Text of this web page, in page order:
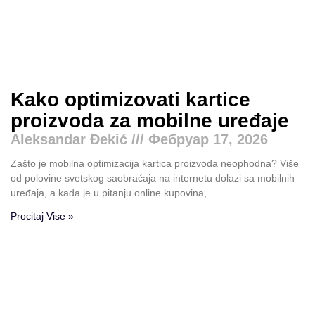
Kako optimizovati kartice
proizvoda za mobilne uređaje
Aleksandar Đekić Фебруар 17, 2026
Zašto je mobilna optimizacija kartica proizvoda neophodna? Više
od polovine svetskog saobraćaja na internetu dolazi sa mobilnih
uređaja, a kada je u pitanju online kupovina,
Procitaj Vise »